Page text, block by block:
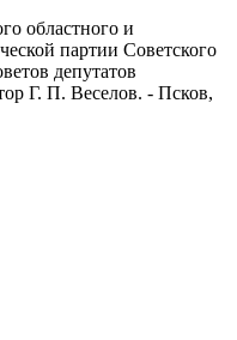
областного и
партии Советского
депутатов
Г. П. Веселов. - Псков,